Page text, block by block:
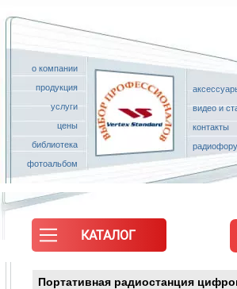
о компании
продукция
услуги
цены
библиотека
фотоальбом
видео и
контакты
КАТАЛОГ
Портативная радиостанция